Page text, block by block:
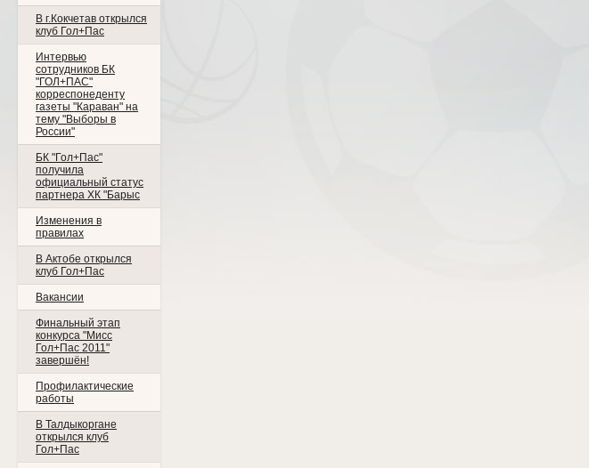
В г.Кокчетав открылся
клуб Гол+Пас
Интервью
сотрудников БК
"ГОЛ+ПАС"
корреспонеденту
газеты "Караван" на
тему "Выборы в
России"
БК "Гол+Пас"
получила
официальный статус
партнера ХК "Барыс
Изменения в
правилах
В Актобе открылся
клуб Гол+Пас
Вакансии
Финальный этап
конкурса "Мисс
Гол+Пас 2011"
завершён!
Профилактические
работы
В Талдыкоргане
открылся клуб
Гол+Пас